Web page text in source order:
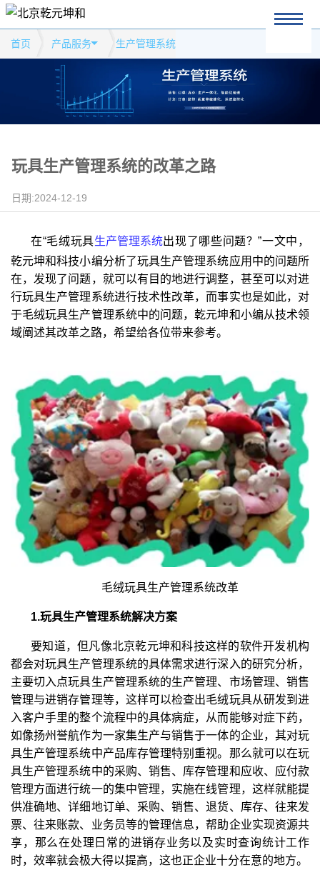
首页 产品服务 生产管理系统
玩具生产管理系统的改革之路
日期:2024-12-19
在“毛绒玩具生产管理系统出现了哪些问题？”一文中，
乾元坤和科技小编分析了玩具生产管理系统应用中的问题所
在，发现了问题，就可以有目的地进行调整，甚至可以对进
行玩具生产管理系统进行技术性改革，而事实也是如此，对
于毛绒玩具生产管理系统中的问题，乾元坤和小编从技术领
域阐述其改革之路，希望给各位带来参考。
毛绒玩具生产管理系统改革
1.玩具生产管理系统解决方案
要知道，但凡像北京乾元坤和科技这样的软件开发机构
都会对玩具生产管理系统的具体需求进行深入的研究分析，
主要切入点玩具生产管理系统的生产管理、市场管理、销售
管理与进销存管理等，这样可以检查出毛绒玩具从研发到进
入客户手里的整个流程中的具体病症，从而能够对症下药，
如像扬州誉航作为一家集生产与销售于一体的企业，其对玩
具生产管理系统中产品库存管理特别重视。那么就可以在玩
具生产管理系统中的采购、销售、库存管理和应收、应付款
管理方面进行统一的集中管理，实施在线管理，这样就能提
供准确地、详细地订单、采购、销售、退货、库存、往来发
票、往来账款、业务员等的管理信息，帮助企业实现资源共
享，那么在处理日常的进销存业务以及实时查询统计工作
时，效率就会极大得以提高，这也正企业十分在意的地方。